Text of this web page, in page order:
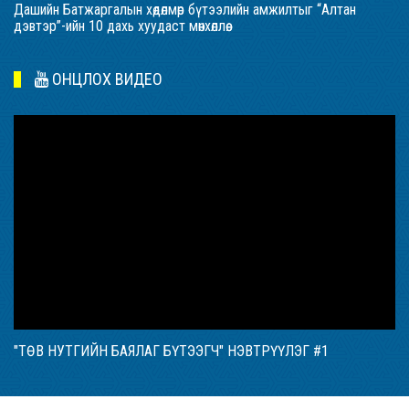
Дашийн Батжаргалын хөдөлмөр бүтээлийн амжилтыг “Алтан
дэвтэр”-ийн 10 дахь хуудаст мөнхөллөө.
ОНЦЛОХ ВИДЕО
"ТӨВ НУТГИЙН БАЯЛАГ БҮТЭЭГЧ" НЭВТРҮҮЛЭГ #1